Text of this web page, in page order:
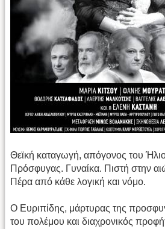
Θεϊκή καταγωγή, απόγονος του
Πρόσφυγας. Γυναίκα. Πιστή στην
Πέρα από κάθε λογική και νόμο.
Ο Ευριπίδης, μάρτυρας της
του πολέμου και διαχρονικός